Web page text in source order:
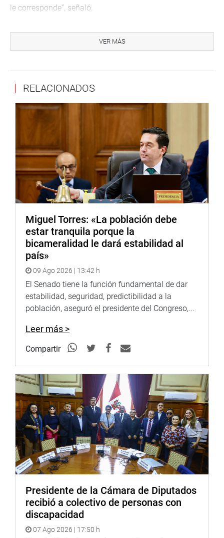
le corresponde”, señaló.
Reátegui Sánchez, manifestó la disposición de la entidad
para realizar las consultas correspondientes para
seguridad vinculados a los establecimientos
Como resultado de la reunión, COFOPRI se comprometió
a efectuar las coordinaciones y consultas técnicas
necesarias con las entidades involucradas, a fin de
avanzar en una propuesta que permita destrabar el
proceso de formalización de los terrenos y brindar una
respuesta a las familias del Asentamiento Humano 2 de
Setiembre.
continuar impulsando espacios de diálogo y articulación
entre el Estado y la ciudadanía para contribuir a la
solución de problemas que afectan a las poblaciones
más vulnerables.
OFICINA DE COMUNICACIONES E IMAGEN
CONSTITUCIONAL
VER MÁS
RELACIONADOS
Miguel Torres: «La población debe
estar tranquila porque la
bicameralidad le dará estabilidad al
país»
09 Ago 2026 | 13:42 h
El Senado tiene la función fundamental de dar
estabilidad, seguridad, predictibilidad a la
población, aseguró el presidente del Congreso,...
Leer más >
Compartir
Presidente de la Cámara de Diputados
recibió a colectivo de personas con
discapacidad
07 Ago 2026 | 17:50 h